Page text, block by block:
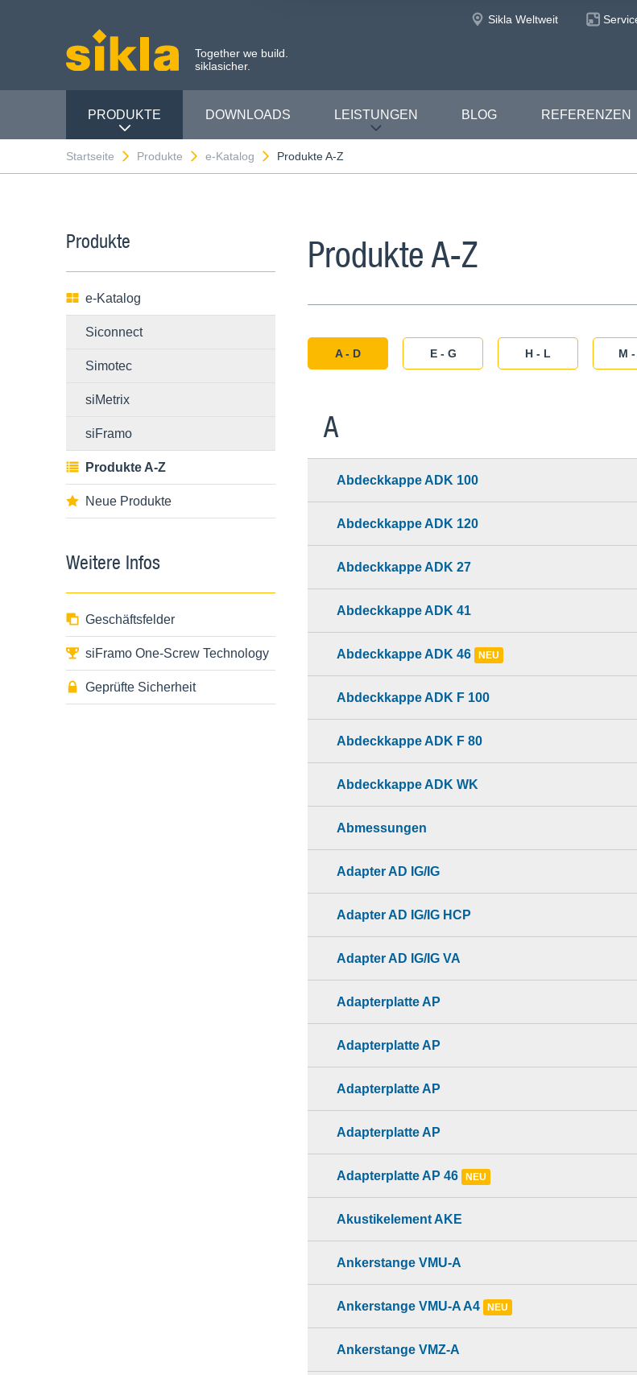
Together we build.
siklasicher.
Sikla Weltweit
PRODUKTE DOWNLOADS LEISTUNGEN BLOG REFERENZEN
Startseite Produkte e-Katalog Produkte A-Z
Produkte
e-Katalog
Siconnect
Simotec
siMetrix
siFramo
Produkte A-Z
Neue Produkte
Weitere Infos
Geschäftsfelder
siFramo One-Screw Technology
Geprüfte Sicherheit
Produkte A-Z
A - D E - G H - L M
A
Abdeckkappe ADK 100
Abdeckkappe ADK 120
Abdeckkappe ADK 27
Abdeckkappe ADK 41
Abdeckkappe ADK 46 NEU
Abdeckkappe ADK F 100
Abdeckkappe ADK F 80
Abdeckkappe ADK WK
Abmessungen
Adapter AD IG/IG
Adapter AD IG/IG HCP
Adapter AD IG/IG VA
Adapterplatte AP
Adapterplatte AP
Adapterplatte AP
Adapterplatte AP
Adapterplatte AP 46 NEU
Akustikelement AKE
Ankerstange VMU-A
Ankerstange VMU-A A4 NEU
Ankerstange VMZ-A